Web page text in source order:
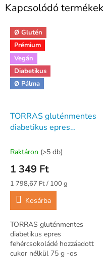
Kapcsolódó termékek
Ø Glutén
Prémium
Vegán
Diabetikus
Ø Pálma
TORRAS gluténmentes
diabetikus epres
cukor nélkül 75 g
Raktáron (>5 db)
1 349 Ft
Egységár:
1 798,67 Ft / 100 g
Kosárba
TORRAS gluténmentes
diabetikus epres
fehércsokoládé hozzáadott
cukor nélkül 75 g -os